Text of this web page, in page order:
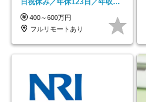
600万円可
400～600万円
フルリモートあり